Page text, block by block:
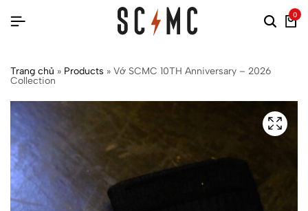
0
Trang chủ » Products » Vớ SCMC 10TH Anniversary – 2026
Collection